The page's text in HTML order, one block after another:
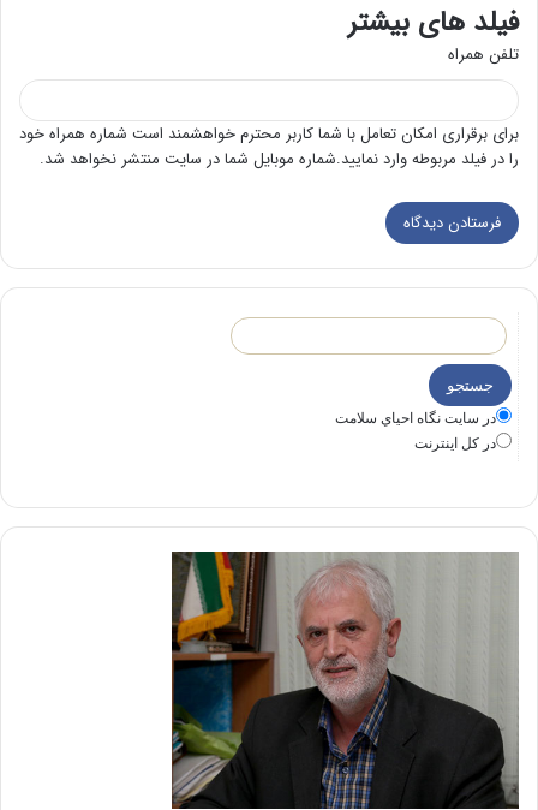
فیلد های بیشتر
تلفن همراه
برای برقراری امکان تعامل با شما کاربر محترم خواهشمند است شماره همراه خود
را در فیلد مربوطه وارد نمایید.شماره موبایل شما در سایت منتشر نخواهد شد.
در سايت نگاه احياي سلامت
در كل اينترنت